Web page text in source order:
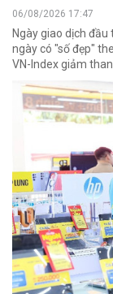
06/08/2026 17:47
Ngày giao dịch
ngày có "số đẹp"
VN-Index giảm